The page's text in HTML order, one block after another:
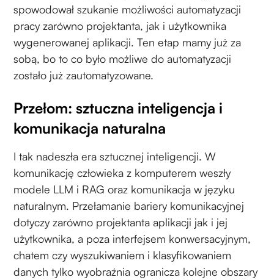
spowodował szukanie możliwości automatyzacji
pracy zarówno projektanta, jak i użytkownika
wygenerowanej aplikacji. Ten etap mamy już za
sobą, bo to co było możliwe do automatyzacji
zostało już zautomatyzowane.
Przełom: sztuczna inteligencja i
komunikacja naturalna
I tak nadeszła era sztucznej inteligencji. W
komunikację człowieka z komputerem weszły
modele LLM i RAG oraz komunikacja w języku
naturalnym. Przełamanie bariery komunikacyjnej
dotyczy zarówno projektanta aplikacji jak i jej
użytkownika, a poza interfejsem konwersacyjnym,
chatem czy wyszukiwaniem i klasyfikowaniem
danych tylko wyobraźnia ogranicza kolejne obszary